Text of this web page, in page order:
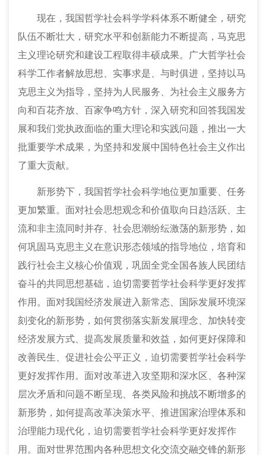
现在，我国哲学社会科学学科体系不断健全，研究
队伍不断壮大，研究水平和创新能力不断提高，马克思
主义理论研究和建设工程取得丰硕成果。广大哲学社会
科学工作者解放思想、实事求是、与时俱进，坚持以马
克思主义为指导，坚持为人民服务、为社会主义服务方
向和百花齐放、百家争鸣方针，深入研究和回答我国发
展和我们党执政面临的重大理论和实践问题，推出一大
批重要学术成果，为坚持和发展中国特色社会主义作出
了重大贡献。
新形势下，我国哲学社会科学地位更加重要、任务
更加繁重。面对社会思想观念和价值取向日趋活跃、主
流和非主流同时并存、社会思潮纷纭激荡的新形势，如
何巩固马克思主义在意识形态领域的指导地位，培育和
践行社会主义核心价值观，巩固全党全国各族人民团结
奋斗的共同思想基础，迫切需要哲学社会科学更好发挥
作用。面对我国经济发展进入新常态、国际发展环境深
刻变化的新形势，如何贯彻落实新发展理念、加快转变
经济发展方式、提高发展质量和效益，如何更好保障和
改善民生、促进社会公平正义，迫切需要哲学社会科学
更好发挥作用。面对改革进入攻坚期和深水区、各种深
层次矛盾和问题不断呈现、各类风险和挑战不断增多的
新形势，如何提高改革决策水平、推进国家治理体系和
治理能力现代化，迫切需要哲学社会科学更好发挥作
用。面对世界范围内各种思想文化交流交融交锋的新形